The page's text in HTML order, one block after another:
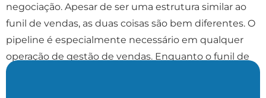
negociação. Apesar de ser uma estrutura similar ao
funil de vendas, as duas coisas são bem diferentes. O
pipeline é especialmente necessário em qualquer
operação de gestão de vendas. Enquanto o funil de
vendas foca na jornada do cliente, […]